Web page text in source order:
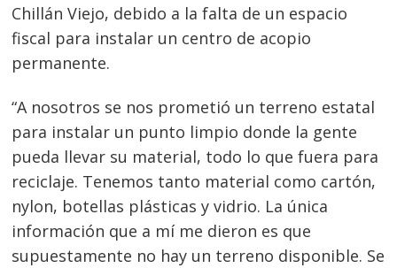
Chillán Viejo, debido a la falta de un espacio
fiscal para instalar un centro de acopio
permanente.
“A nosotros se nos prometió un terreno estatal
para instalar un punto limpio donde la gente
pueda llevar su material, todo lo que fuera para
reciclaje. Tenemos tanto material como cartón,
nylon, botellas plásticas y vidrio. La única
información que a mí me dieron es que
supuestamente no hay un terreno disponible. Se
Navegación
de
entradas